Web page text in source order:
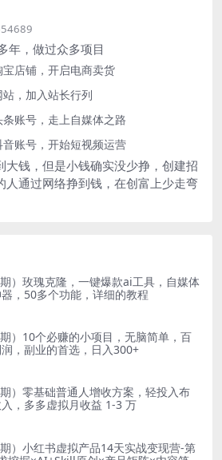
年，做过众多项目
店铺，开启电商卖货
，加入站长行列
账号，走上自媒体之路
账号，开始短视频运营
大钱，但是小钱确实没少挣，创建招
人通过网络挣到钱，在创富上少走弯
期）玫瑰克隆，一键爆款ai工具，自媒体
，50多个功能，详细的教程
期）10个必赚的小项目，无脑简单，百
，副业的首选，日入300+
期）零基础普通人增收方案，轻投入布
，多多虚拟月收益 1-3 万
期）小红书虚拟产品14天实战变现营-第